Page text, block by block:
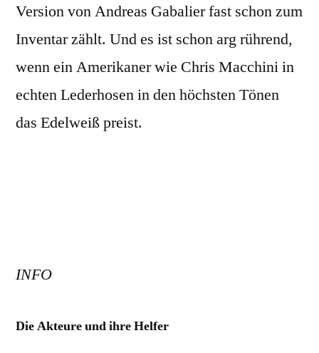
Version von Andreas Gabalier fast schon zum
Inventar zählt. Und es ist schon arg rührend,
wenn ein Amerikaner wie Chris Macchini in
echten Lederhosen in den höchsten Tönen
das Edelweiß preist.
INFO
Die Akteure und ihre Helfer